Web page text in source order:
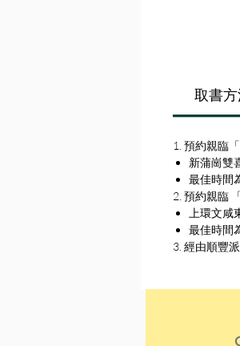
取書
1. 預約親臨
新蒲崗雙
最佳時間
2. 預約親臨
上環文咸
最佳時間
3. 經由順豐